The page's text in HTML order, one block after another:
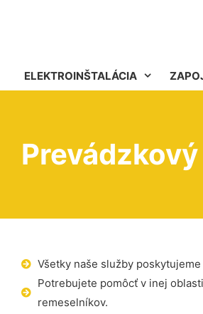
ELEKTROINŠTALÁCIA
Všetky naše služby poskytujeme
Potrebujete pomôcť v inej
remeselníkov.